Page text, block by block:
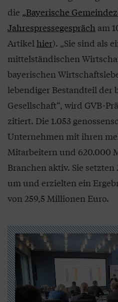
die „Bayerische
Jahrespressegespräch am
Artikel hier). „Sie sind als
mittelständischen
bayerischen
lebendiger Bestandteil der
Gesellschaft“, wird GVB-
zitiert. Die 1.053
Unternehmen mit ihren
Mitarbeitern und 620.000
Branchen aktiv. Sie setzten
um und erzielten ein
von 259,5 Millionen Euro.